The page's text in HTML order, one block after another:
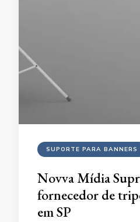
SUPORTE PARA BANNERS
Novva Mídia
fornecedor de
em SP